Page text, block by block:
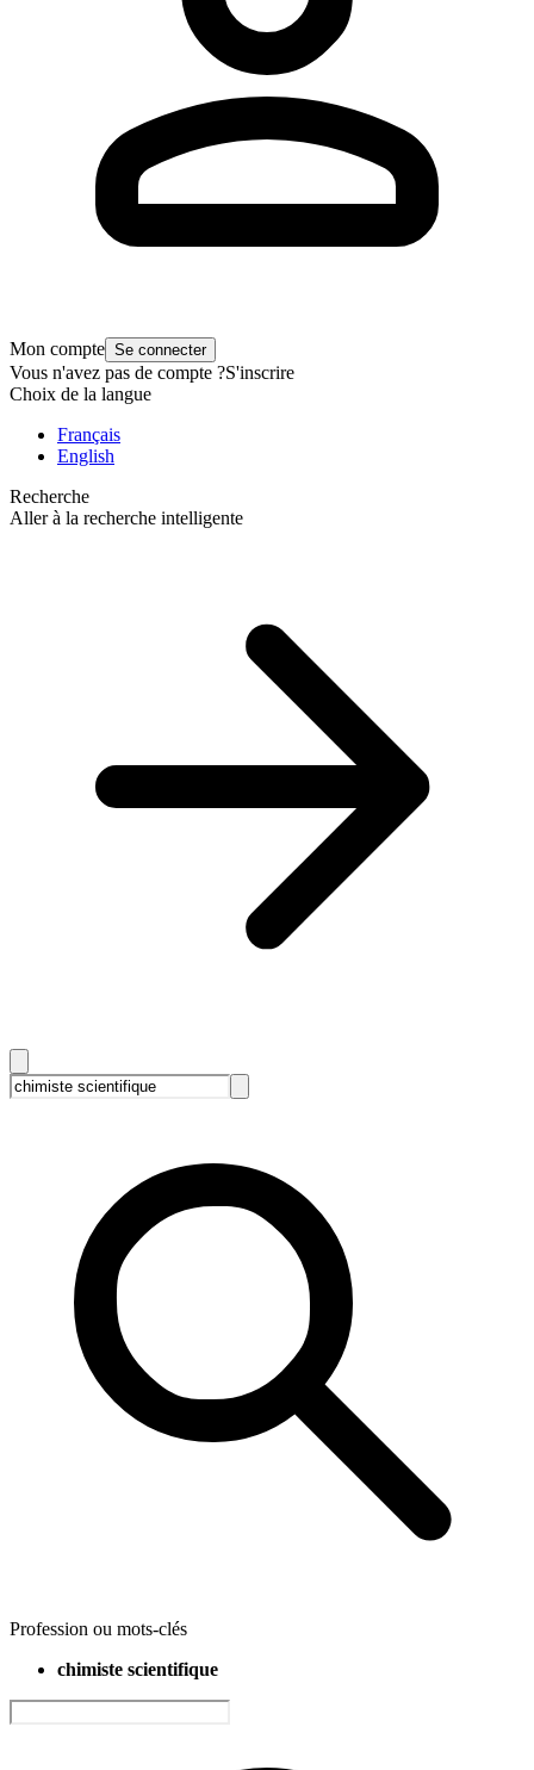
Mon compte Se connecter
Vous n'avez pas de compte ?S'inscrire
Choix de la langue
Français
English
Recherche
Aller à la recherche intelligente
Profession ou mots-clés
chimiste scientifique